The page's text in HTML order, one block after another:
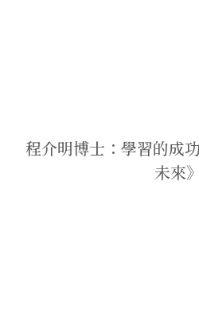
程介明博士：學習的成
未來》